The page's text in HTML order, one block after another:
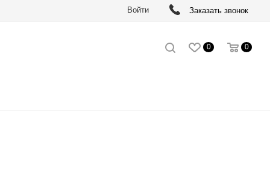
Войти Заказать звонок
0 0